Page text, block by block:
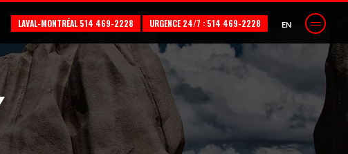
LAVAL-MONTRÉAL 514 469-2228 URGENCE 24/7 : 514 469-2228 EN